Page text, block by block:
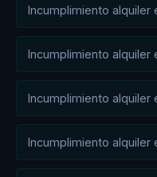
Incumplimiento alquiler
Incumplimiento alquiler
Incumplimiento alquiler
Incumplimiento alquiler